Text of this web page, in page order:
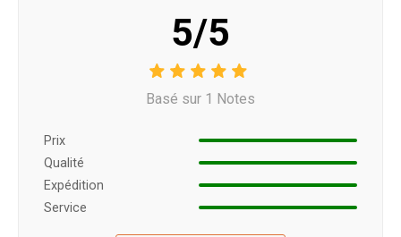
5/5
Basé sur 1 Notes
Prix ​​
Qualité
Expédition
Service